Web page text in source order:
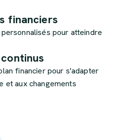
financiers
pour atteindre
financier pour s'adapter
et aux changements